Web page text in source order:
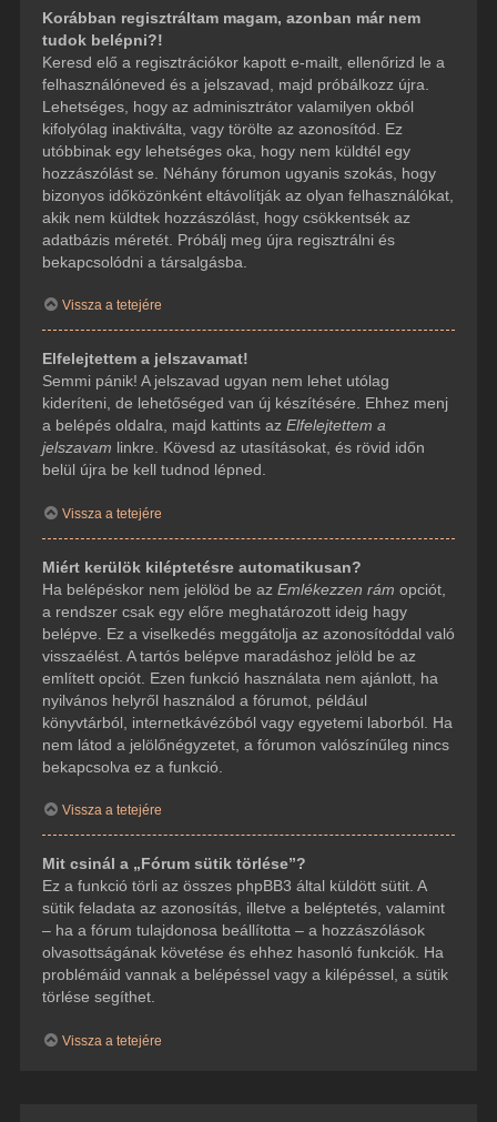
Korábban regisztráltam magam, azonban már nem
tudok belépni?!
Keresd elő a regisztrációkor kapott e-mailt, ellenőrizd le a
felhasználóneved és a jelszavad, majd próbálkozz újra.
Lehetséges, hogy az adminisztrátor valamilyen okból
kifolyólag inaktiválta, vagy törölte az azonosítód. Ez
utóbbinak egy lehetséges oka, hogy nem küldtél egy
hozzászólást se. Néhány fórumon ugyanis szokás, hogy
bizonyos időközönként eltávolítják az olyan felhasználókat,
akik nem küldtek hozzászólást, hogy csökkentsék az
adatbázis méretét. Próbálj meg újra regisztrálni és
bekapcsolódni a társalgásba.
Vissza a tetejére
Elfelejtettem a jelszavamat!
Semmi pánik! A jelszavad ugyan nem lehet utólag
kideríteni, de lehetőséged van új készítésére. Ehhez menj
a belépés oldalra, majd kattints az Elfelejtettem a
jelszavam linkre. Kövesd az utasításokat, és rövid időn
belül újra be kell tudnod lépned.
Vissza a tetejére
Miért kerülök kiléptetésre automatikusan?
Ha belépéskor nem jelölöd be az Emlékezzen rám opciót,
a rendszer csak egy előre meghatározott ideig hagy
belépve. Ez a viselkedés meggátolja az azonosítóddal való
visszaélést. A tartós belépve maradáshoz jelöld be az
említett opciót. Ezen funkció használata nem ajánlott, ha
nyilvános helyről használod a fórumot, például
könyvtárból, internetkávézóból vagy egyetemi laborból. Ha
nem látod a jelölőnégyzetet, a fórumon valószínűleg nincs
bekapcsolva ez a funkció.
Vissza a tetejére
Mit csinál a „Fórum sütik törlése”?
Ez a funkció törli az összes phpBB3 által küldött sütit. A
sütik feladata az azonosítás, illetve a beléptetés, valamint
– ha a fórum tulajdonosa beállította – a hozzászólások
olvasottságának követése és ehhez hasonló funkciók. Ha
problémáid vannak a belépéssel vagy a kilépéssel, a sütik
törlése segíthet.
Vissza a tetejére